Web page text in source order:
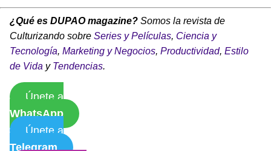
¿Qué es DUPAO magazine? Somos la revista de
Culturizando sobre Series y Películas, Ciencia y
Tecnología, Marketing y Negocios, Productividad, Estilo
de Vida y Tendencias.
Únete a
WhatsApp
Únete a
Telegram